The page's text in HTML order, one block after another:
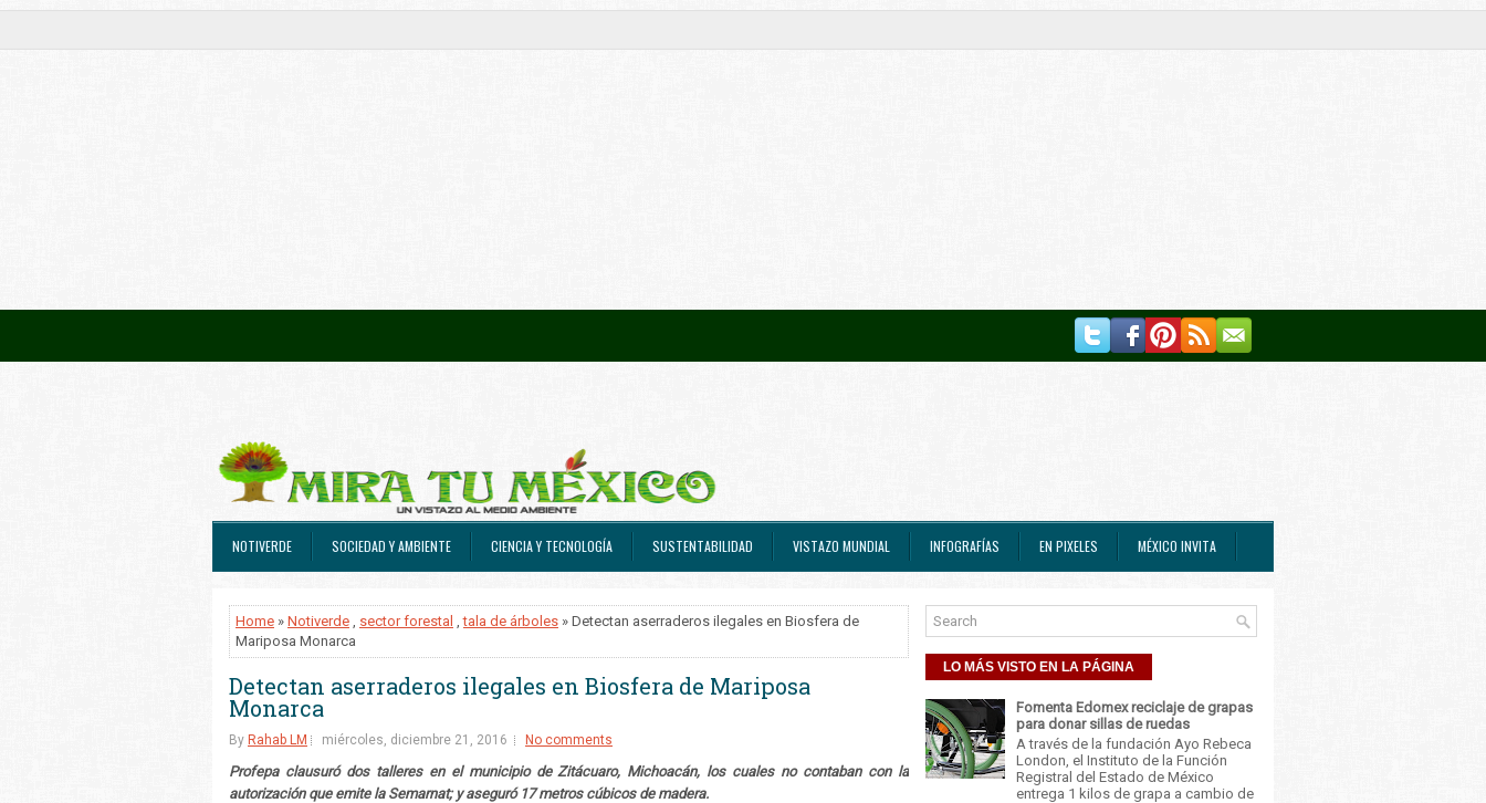
NOTIVERDE SOCIEDAD Y AMBIENTE CIENCIA Y TECNOLOGÍA SUSTENTABILIDAD VISTAZO MUNDIAL INFOGRAFÍAS EN PIXELES MÉXICO INVITA
Home » Notiverde , sector forestal ,tala de árboles » Detectan aserraderos ilegales en Biosfera de
Mariposa Monarca
Detectan aserraderos ilegales en Biosfera de Mariposa
Monarca
By Rahab LM miércoles, diciembre 21, 2016 No comments
Profepa clausuró dos talleres en el municipio de Zitácuaro, Michoacán, los cuales no contaban con la
autorización que emite la Semarnat; y aseguró 17 metros cúbicos de madera.
LO MÁS VISTO EN LA PÁGINA
Fomenta Edomex reciclaje de grapas
para donar sillas de ruedas
A través de la fundación Ayo Rebeca
London, el Instituto de la Función
Registral del Estado de México
entrega 1 kilos de grapa a cambio de